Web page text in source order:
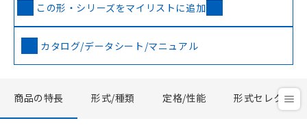
この形・シリーズをマイリストに追加
カタログ/データシート/マニュアル
商品の特長 形式/種類 定格/性能 形式セレクタ